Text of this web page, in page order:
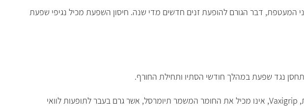
בחלבוני המעטפת, דבר הגורם להופעת זנים חדשים מדי שנה. חיסון השפעת מכיל נגיפי שפעת
נגד שפעת במהלך חודשי הסתיו ותחילת החורף.
חיסון נגד שפעת יעיל ב-70-80% מהמקרים ומפחית את הסימפטומים ואת הסיבוכים הנלווים. חיסון השפעת, Vaxigrip, אינו מכיל את החומר המשמר תיומרסל, אשר גרם בעבר לתופעות לוואי